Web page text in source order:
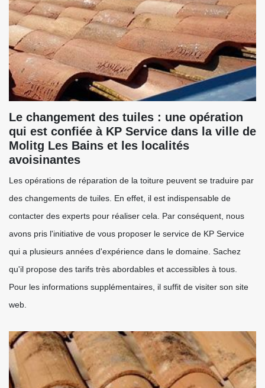
Le changement des tuiles : une opération
qui est confiée à KP Service dans la ville de
Molitg Les Bains et les localités
avoisinantes
Les opérations de réparation de la toiture peuvent se traduire par
des changements de tuiles. En effet, il est indispensable de
contacter des experts pour réaliser cela. Par conséquent, nous
avons pris l'initiative de vous proposer le service de KP Service
qui a plusieurs années d'expérience dans le domaine. Sachez
qu'il propose des tarifs très abordables et accessibles à tous.
Pour les informations supplémentaires, il suffit de visiter son site
web.